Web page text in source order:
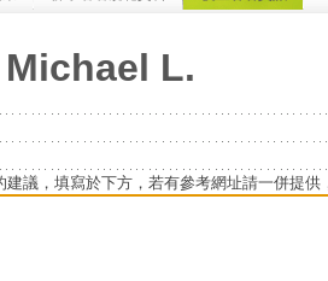
L.
建議，填寫於下方，若有參考網址請一併提供